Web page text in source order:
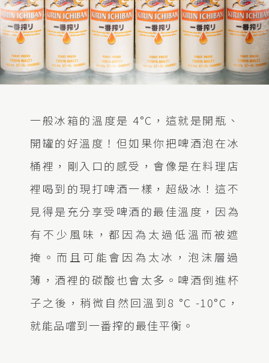
一般冰箱的溫度是 4°C，這就是開瓶、
開罐的好溫度！但如果你把啤酒泡在冰
桶裡，剛入口的感受，會像是在料理店
裡喝到的現打啤酒一樣，超級冰！這不
見得是充分享受啤酒的最佳溫度，因為
有不少風味，都因為太過低溫而被遮
掩。而且可能會因為太冰，泡沫層過
薄，酒裡的碳酸也會太多。啤酒倒進杯
子之後，稍微自然回溫到8 °C -10°C，
就能品嚐到一番搾的最佳平衡。